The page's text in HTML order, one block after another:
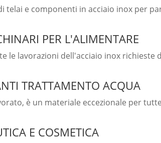
telai e componenti in acciaio inox per
PER L'ALIMENTARE
le lavorazioni dell'acciaio inox
TRATTAMENTO ACQUA
è un materiale eccezionale per
E COSMETICA